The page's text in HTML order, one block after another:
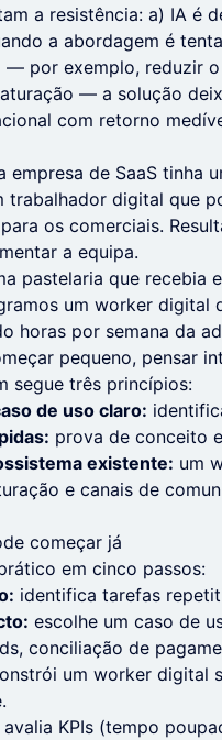
a resistência: a) IA é
a abordagem é
— por exemplo, reduzir
— a solução
com retorno
empresa de SaaS tinha
trabalhador digital que
os comerciais.
a equipa.
pastelaria que recebia
um worker digital
horas por semana da
pequeno, pensar
segue três princípios:
de uso claro:
prova de conceito
existente: um
e canais de
começar já
em cinco passos:
identifica tarefas
escolhe um caso de
conciliação de
um worker digital
avalia KPIs (tempo